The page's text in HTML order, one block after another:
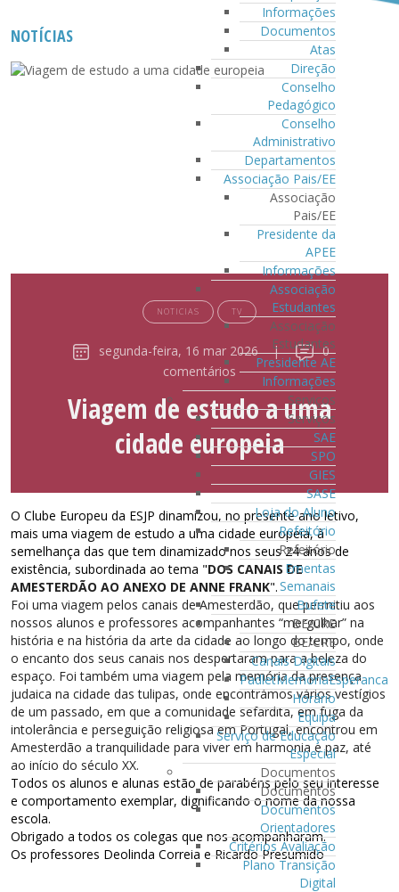
Informações
Documentos
Atas
Direção
Conselho
Pedagógico
Conselho
Administrativo
Departamentos
Associação Pais/EE
Associação
Pais/EE
Presidente da
APEE
Informações
Associação
Estudantes
Associação
Estudantes
Presidente AE
Informações
Serviços
Serviços
SAE
SPO
GIES
SASE
Loja do Aluno
Refeitório
Refeitório
Ementas
Semanais
Bufete
BE/CRE
BE/CRE
Canais Digitais
PadletMemoriaEsperanca
Horário
Equipa
Serviço de Educação
Especial
Documentos
Documentos
Documentos
Orientadores
Critérios Avaliação
Plano Transição
Digital
NOTÍCIAS
NOTICIAS TV
segunda-feira, 16 mar 2026 |
0
comentários
Viagem de estudo a uma
cidade europeia
O Clube Europeu da ESJP dinamizou, no presente ano letivo,
mais uma viagem de estudo a uma cidade europeia, à
semelhança das que tem dinamizado nos seus 24 anos de
existência, subordinada ao tema "DOS CANAIS DE
AMESTERDÃO AO ANEXO DE ANNE FRANK".
Foi uma viagem pelos canais de Amesterdão, que permitiu aos
nossos alunos e professores acompanhantes “mergulhar” na
história e na história da arte da cidade ao longo do tempo, onde
o encanto dos seus canais nos despertaram para a beleza do
espaço. Foi também uma viagem pela memória da presença
judaica na cidade das tulipas, onde encontrámos vários vestígios
de um passado, em que a comunidade sefardita, em fuga da
intolerância e perseguição religiosa em Portugal, encontrou em
Amesterdão a tranquilidade para viver em harmonia e paz, até
ao início do século XX.
Todos os alunos e alunas estão de parabéns pelo seu interesse
e comportamento exemplar, dignificando o nome da nossa
escola.
Obrigado a todos os colegas que nos acompanharam.
Os professores Deolinda Correia e Ricardo Presumido